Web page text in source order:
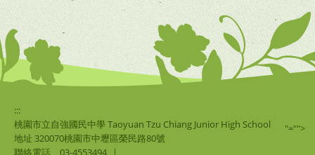
:::
桃園市立自強國民中學 Taoyuan Tzu Chiang Junior High School
地址 320070桃園市中壢區榮民路80號
聯絡電話
03-4553494 |
"="">